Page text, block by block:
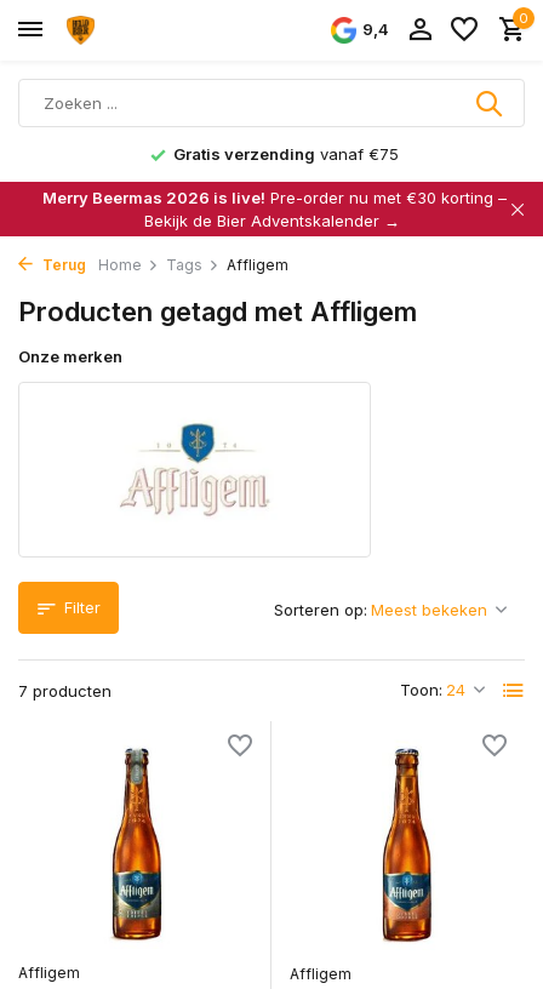
9,4
0
Gratis verzending vanaf €75
Merry Beermas 2026 is live! Pre-order nu met €30 korting –
Bekijk de Bier Adventskalender →
Terug Home Tags Affligem
Producten getagd met Affligem
Onze merken
Filter
7 producten Toon:
Sorteren op:
Affligem Affligem